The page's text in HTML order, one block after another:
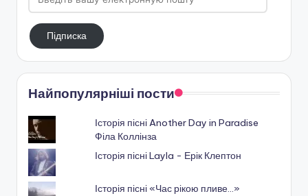
вашу
електронную
поштуПідписка
Найпопулярніші пости
Історія пісні Another Day in Paradise
Філа Коллінза
Історія пісні Layla - Ерік Клептон
Історія пісні «Час рікою пливе…»